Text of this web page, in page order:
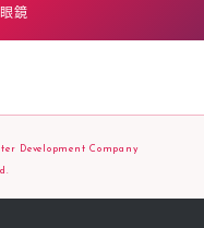
鏡
Development Company